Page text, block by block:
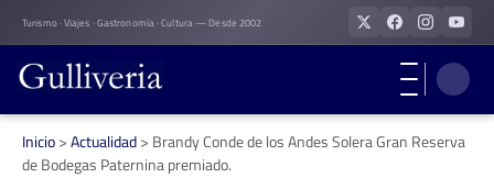
Skip
to
content
Turismo · Viajes · Gastronomía · Cultura — Desde 2002
Inicio>Actualidad> Brandy Conde de los Andes Solera Gran Reserva
de Bodegas Paternina premiado.